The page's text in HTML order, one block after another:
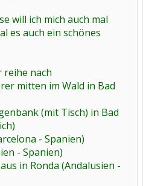
will ich mich auch mal
es auch ein schönes
reihe nach
mitten im Wald in Bad
(mit Tisch) in Bad
- Spanien)
- Spanien)
in Ronda (Andalusien -